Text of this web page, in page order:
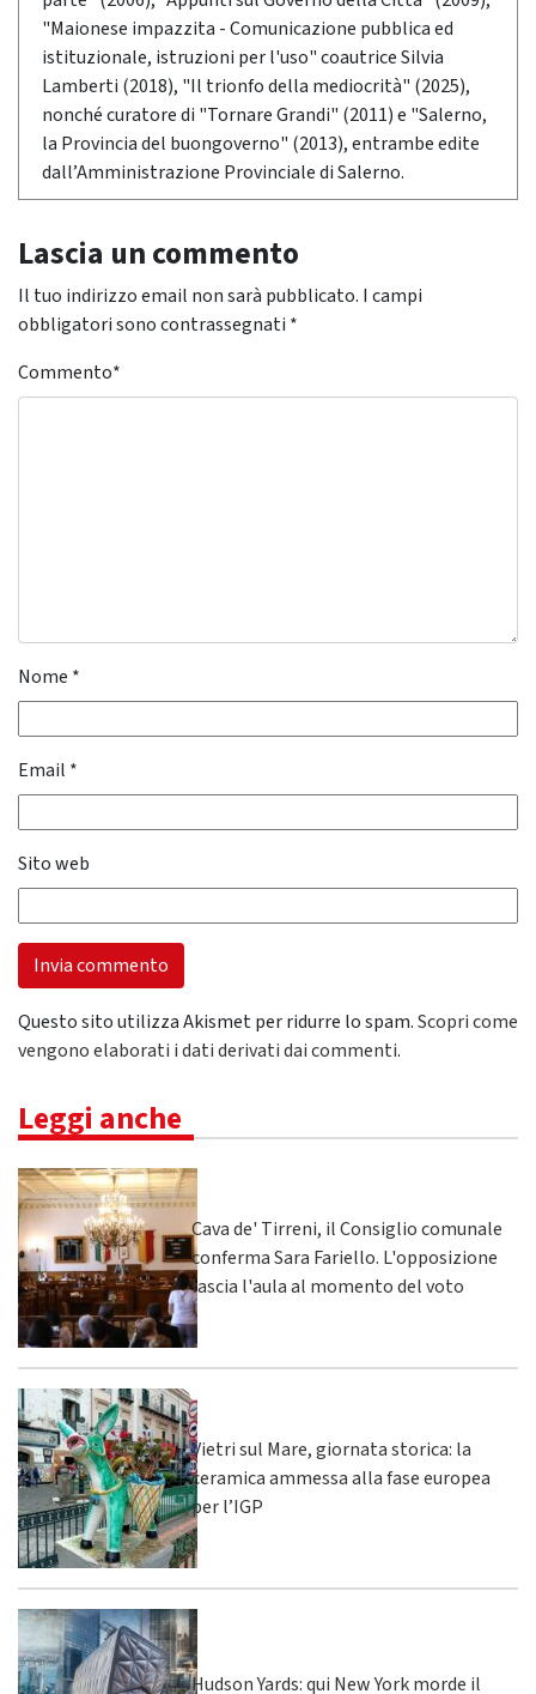
"Maionese impazzita - Comunicazione pubblica ed
istituzionale, istruzioni per l'uso" coautrice Silvia
Lamberti (2018), "Il trionfo della mediocrità" (2025),
nonché curatore di "Tornare Grandi" (2011) e "Salerno,
la Provincia del buongoverno" (2013), entrambe edite
dall’Amministrazione Provinciale di Salerno.
Lascia un commento
Il tuo indirizzo email non sarà pubblicato. I campi
obbligatori sono contrassegnati *
Commento*
Nome *
Email *
Sito web
Questo sito utilizza Akismet per ridurre lo spam.Scopri come
vengono elaborati i dati derivati dai commenti.
Leggi anche
Cava de' Tirreni, il Consiglio comunale
conferma Sara Fariello. L'opposizione
lascia l'aula al momento del voto
Vietri sul Mare, giornata storica: la
ceramica ammessa alla fase europea
per l’IGP
Hudson Yards: qui New York morde il